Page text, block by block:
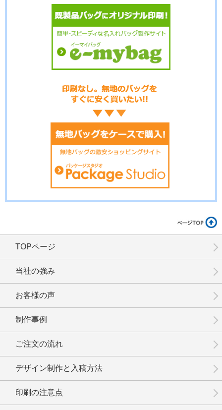
TOPページ
当社の強み
お客様の声
制作事例
ご注文の流れ
デザイン制作と入稿方法
印刷の注意点